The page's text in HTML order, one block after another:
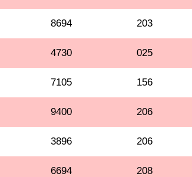
8694 203
4730 025
7105 156
9400 206
3896 206
6694 208